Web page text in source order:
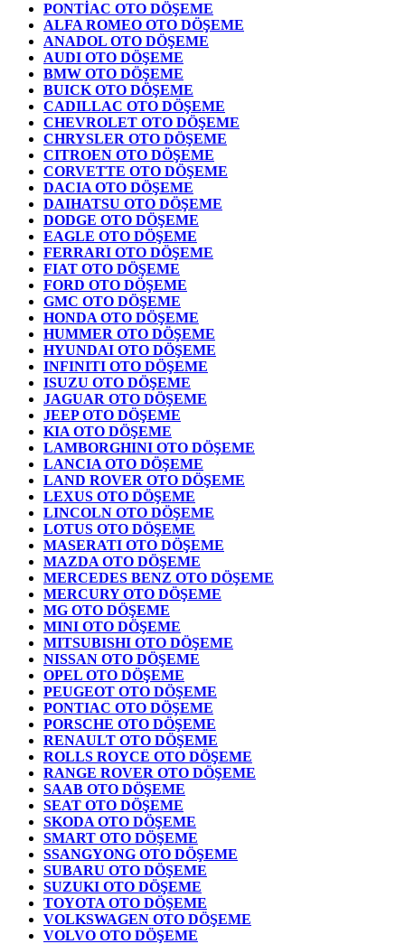
PONTİAC OTO DÖŞEME
ALFA ROMEO OTO DÖŞEME
ANADOL OTO DÖŞEME
AUDI OTO DÖŞEME
BMW OTO DÖŞEME
BUICK OTO DÖŞEME
CADILLAC OTO DÖŞEME
CHEVROLET OTO DÖŞEME
CHRYSLER OTO DÖŞEME
CITROEN OTO DÖŞEME
CORVETTE OTO DÖŞEME
DACIA OTO DÖŞEME
DAIHATSU OTO DÖŞEME
DODGE OTO DÖŞEME
EAGLE OTO DÖŞEME
FERRARI OTO DÖŞEME
FIAT OTO DÖŞEME
FORD OTO DÖŞEME
GMC OTO DÖŞEME
HONDA OTO DÖŞEME
HUMMER OTO DÖŞEME
HYUNDAI OTO DÖŞEME
INFINITI OTO DÖŞEME
ISUZU OTO DÖŞEME
JAGUAR OTO DÖŞEME
JEEP OTO DÖŞEME
KIA OTO DÖŞEME
LAMBORGHINI OTO DÖŞEME
LANCIA OTO DÖŞEME
LAND ROVER OTO DÖŞEME
LEXUS OTO DÖŞEME
LINCOLN OTO DÖŞEME
LOTUS OTO DÖŞEME
MASERATI OTO DÖŞEME
MAZDA OTO DÖŞEME
MERCEDES BENZ OTO DÖŞEME
MERCURY OTO DÖŞEME
MG OTO DÖŞEME
MINI OTO DÖŞEME
MITSUBISHI OTO DÖŞEME
NISSAN OTO DÖŞEME
OPEL OTO DÖŞEME
PEUGEOT OTO DÖŞEME
PONTIAC OTO DÖŞEME
PORSCHE OTO DÖŞEME
RENAULT OTO DÖŞEME
ROLLS ROYCE OTO DÖŞEME
RANGE ROVER OTO DÖŞEME
SAAB OTO DÖŞEME
SEAT OTO DÖŞEME
SKODA OTO DÖŞEME
SMART OTO DÖŞEME
SSANGYONG OTO DÖŞEME
SUBARU OTO DÖŞEME
SUZUKI OTO DÖŞEME
TOYOTA OTO DÖŞEME
VOLKSWAGEN OTO DÖŞEME
VOLVO OTO DÖŞEME